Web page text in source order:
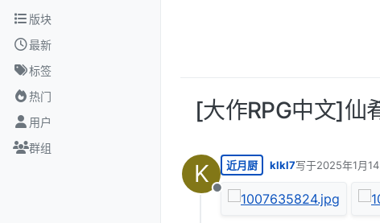
跳转至内容
版块
最新
标签
热门
用户
群组
[大作RPG中文]仙
K
离线
近月厨 klkl7写于2025年1月
最后由 编辑